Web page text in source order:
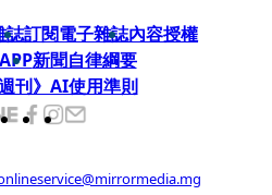
誌訂閱電子雜誌內容授權
新聞自律綱要
週刊》AI使用準則